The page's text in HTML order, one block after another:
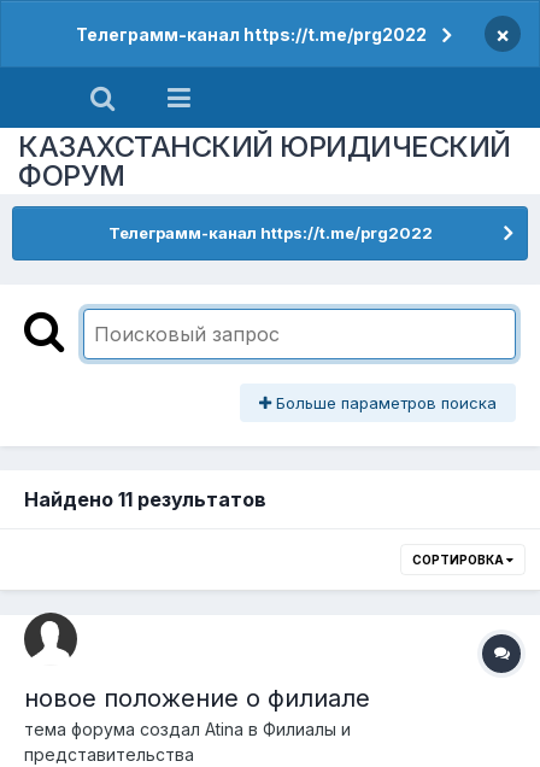
Телеграмм-канал https://t.me/prg2022 ×
КАЗАХСТАНСКИЙ ЮРИДИЧЕСКИЙ
ФОРУМ
Телеграмм-канал https://t.me/prg2022
Больше параметров поиска
Найдено 11 результатов
СОРТИРОВКА
новое положение о филиале
тема форума создал Atina в Филиалы и
представительства